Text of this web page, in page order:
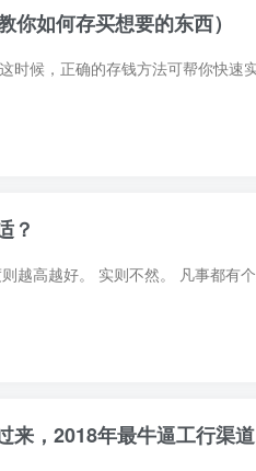
你如何存买想要的东西）
？
来，2018年最牛逼工行渠道